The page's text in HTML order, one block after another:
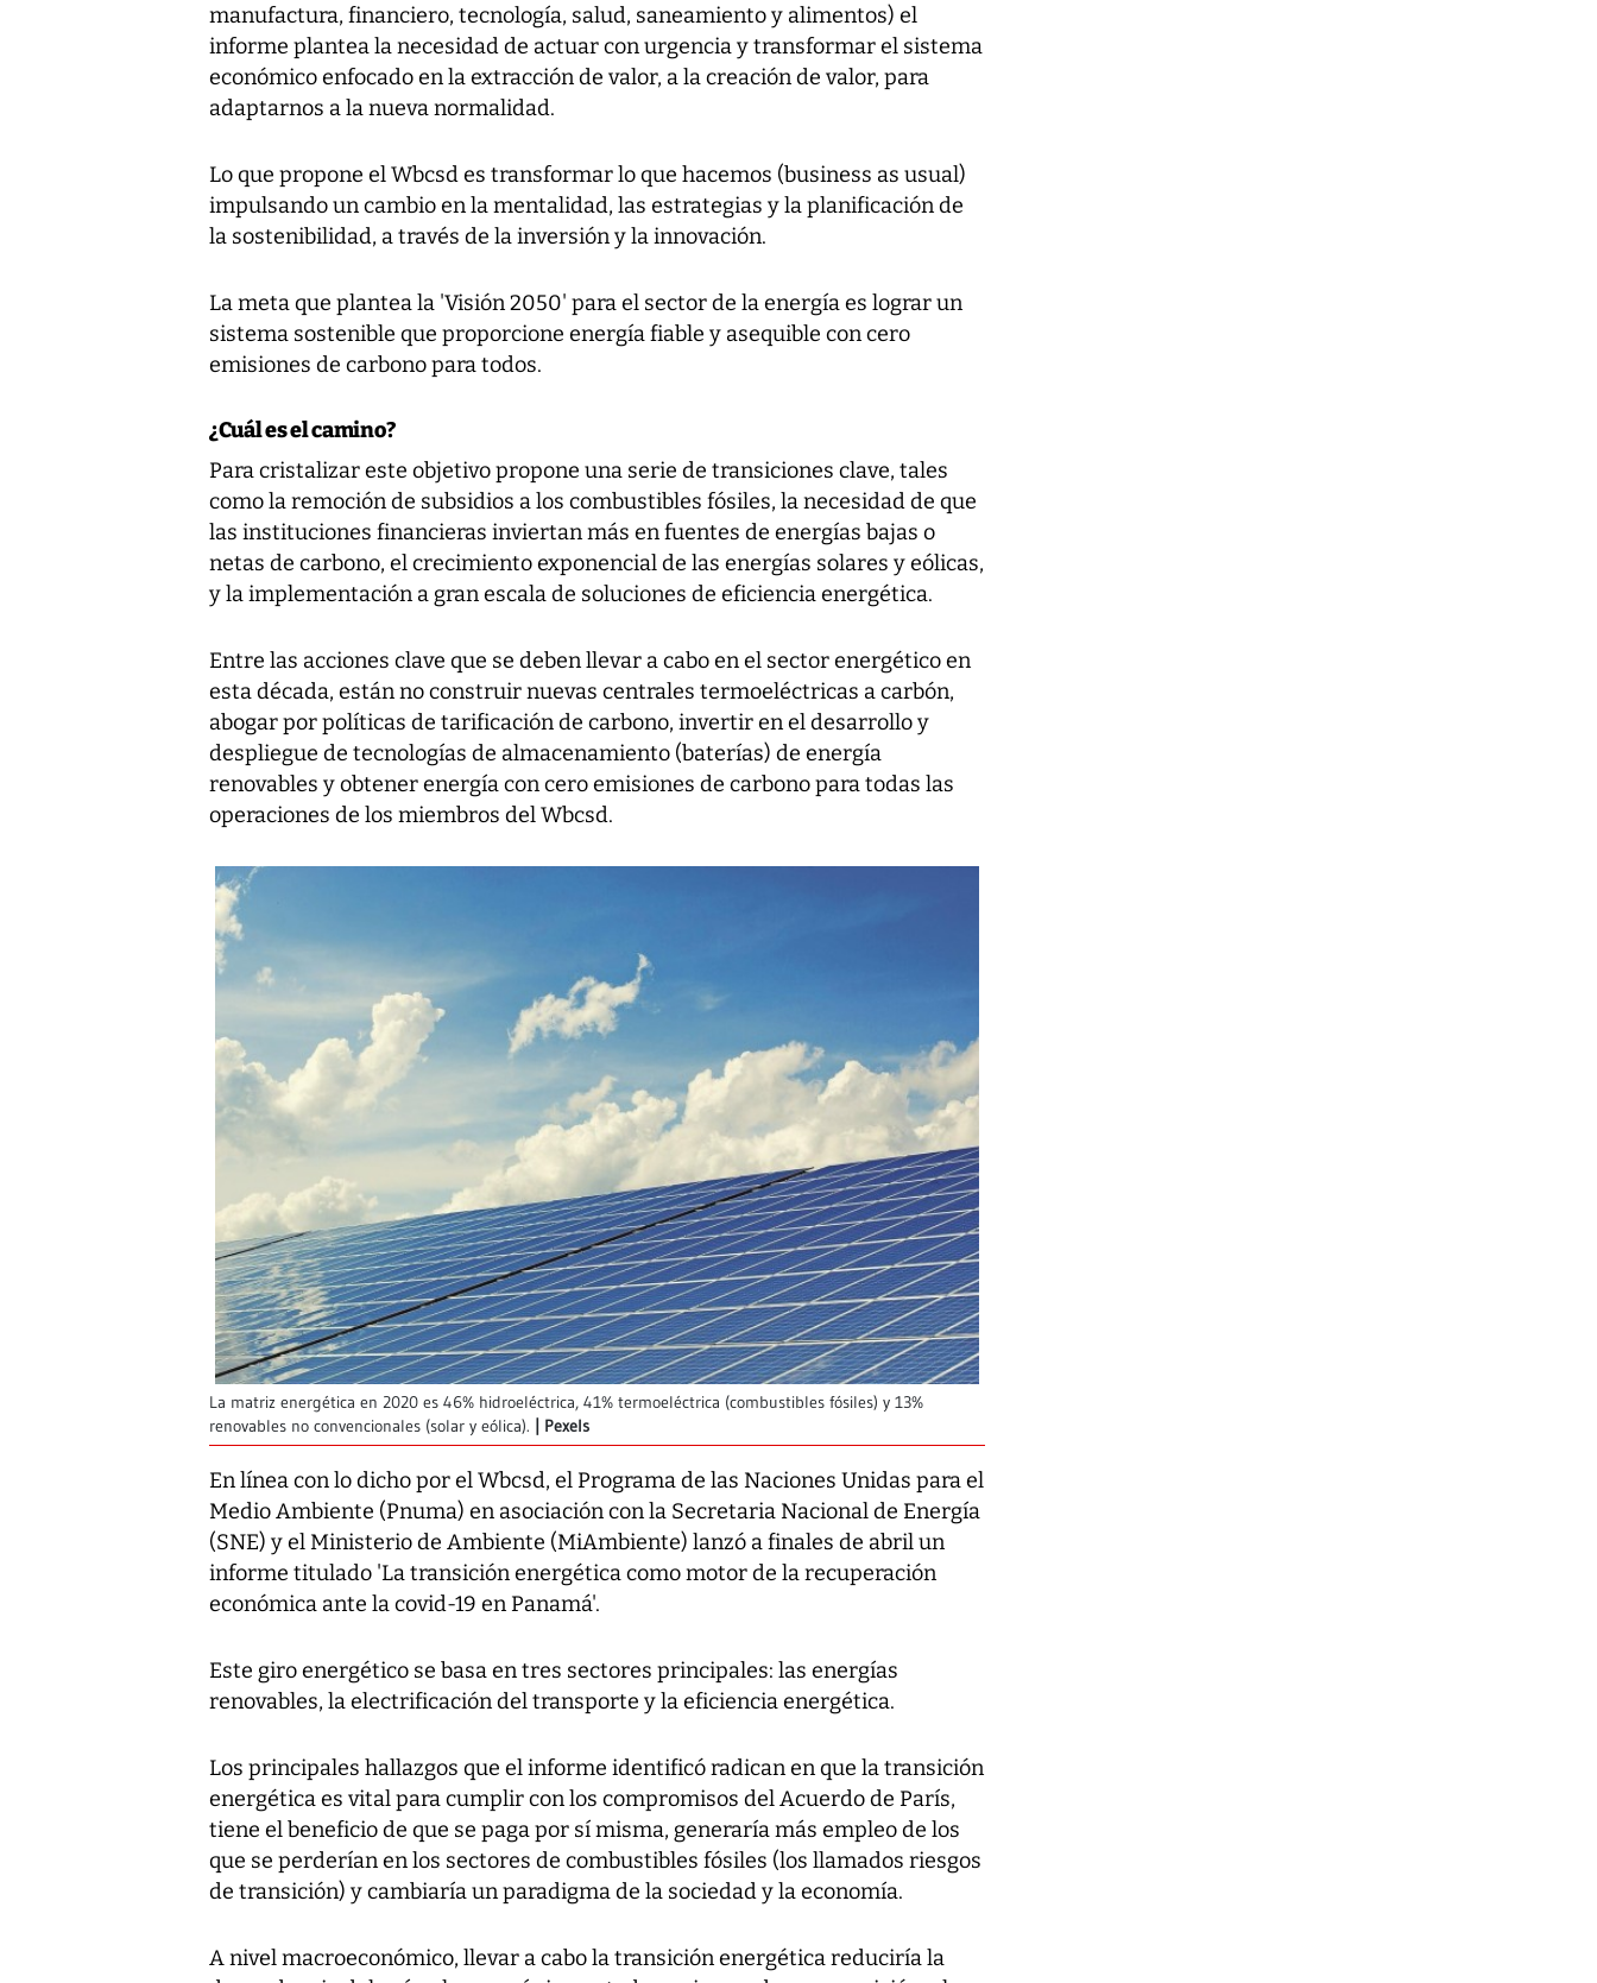
manufactura, financiero, tecnología, salud, saneamiento y alimentos) el
informe plantea la necesidad de actuar con urgencia y transformar el sistema
económico enfocado en la extracción de valor, a la creación de valor, para
adaptarnos a la nueva normalidad.
Lo que propone el Wbcsd es transformar lo que hacemos (business as usual)
impulsando un cambio en la mentalidad, las estrategias y la planificación de
la sostenibilidad, a través de la inversión y la innovación.
La meta que plantea la 'Visión 2050' para el sector de la energía es lograr un
sistema sostenible que proporcione energía fiable y asequible con cero
emisiones de carbono para todos.
¿Cuál es el camino?
Para cristalizar este objetivo propone una serie de transiciones clave, tales
como la remoción de subsidios a los combustibles fósiles, la necesidad de que
las instituciones financieras inviertan más en fuentes de energías bajas o
netas de carbono, el crecimiento exponencial de las energías solares y eólicas,
y la implementación a gran escala de soluciones de eficiencia energética.
Entre las acciones clave que se deben llevar a cabo en el sector energético en
esta década, están no construir nuevas centrales termoeléctricas a carbón,
abogar por políticas de tarificación de carbono, invertir en el desarrollo y
despliegue de tecnologías de almacenamiento (baterías) de energía
renovables y obtener energía con cero emisiones de carbono para todas las
operaciones de los miembros del Wbcsd.
La matriz energética en 2020 es 46% hidroeléctrica, 41% termoeléctrica (combustibles fósiles) y 13%
renovables no convencionales (solar y eólica).
Pexels
En línea con lo dicho por el Wbcsd, el Programa de las Naciones Unidas para el
Medio Ambiente (Pnuma) en asociación con la Secretaria Nacional de Energía
(SNE) y el Ministerio de Ambiente (MiAmbiente) lanzó a finales de abril un
informe titulado 'La transición energética como motor de la recuperación
económica ante la covid-19 en Panamá'.
Este giro energético se basa en tres sectores principales: las energías
renovables, la electrificación del transporte y la eficiencia energética.
Los principales hallazgos que el informe identificó radican en que la transición
energética es vital para cumplir con los compromisos del Acuerdo de París,
tiene el beneficio de que se paga por sí misma, generaría más empleo de los
que se perderían en los sectores de combustibles fósiles (los llamados riesgos
de transición) y cambiaría un paradigma de la sociedad y la economía.
A nivel macroeconómico, llevar a cabo la transición energética reduciría la